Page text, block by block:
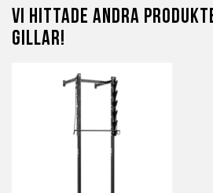
Vi hittade andra
gillar!